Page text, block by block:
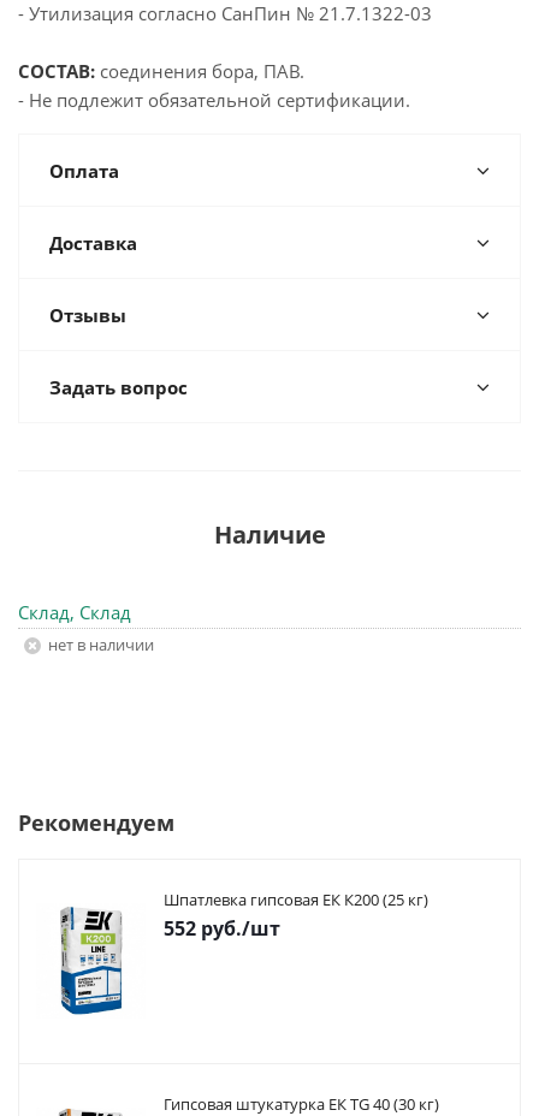
- Утилизация согласно СанПин № 21.7.1322-03
СОСТАВ: соединения бора, ПАВ.
- Не подлежит обязательной сертификации.
Оплата
Доставка
Отзывы
Задать вопрос
Наличие
Склад, Склад
Нет в наличии
Рекомендуем
Шпатлевка гипсовая ЕК К200 (25 кг)
552 руб./шт
Гипсовая штукатурка ЕК TG 40 (30 кг)